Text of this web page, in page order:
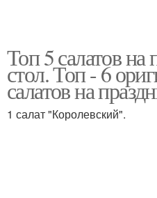
Топ 5 салатов
стол. Топ - 6
салатов на
1 салат "Королевский".